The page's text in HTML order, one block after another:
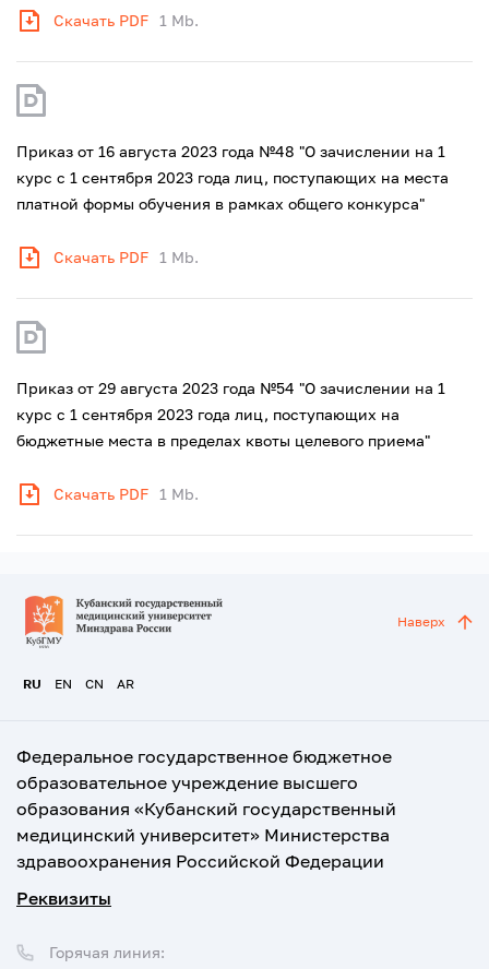
Скачать PDF 1 Mb.
Приказ от 16 августа 2023 года №48 "О зачислении на 1
курс с 1 сентября 2023 года лиц, поступающих на места
платной формы обучения в рамках общего конкурса"
Скачать PDF 1 Mb.
Приказ от 29 августа 2023 года №54 "О зачислении на 1
курс с 1 сентября 2023 года лиц, поступающих на
бюджетные места в пределах квоты целевого приема"
Скачать PDF 1 Mb.
RU EN CN AR
Наверх
Федеральное государственное бюджетное
образовательное учреждение высшего
образования «Кубанский государственный
медицинский университет» Министерства
здравоохранения Российской Федерации
Реквизиты
Горячая линия: